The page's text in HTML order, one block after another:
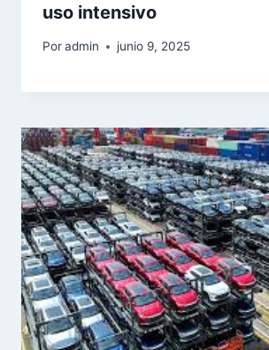
uso intensivo
Poradmin junio 9, 2025